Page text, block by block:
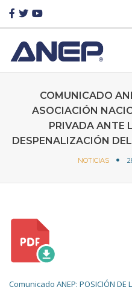
COMUNICADO
ASOCIACIÓN
PRIVADA ANTE
DESPENALIZACIÓN
NOTICIAS
Comunicado ANEP: POSICIÓN DE